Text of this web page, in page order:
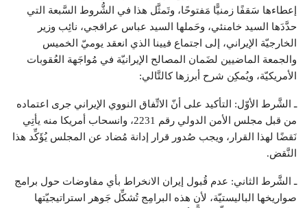
إعطاءها سَقفًا زمنيًّا مَفتوحًا، وتَمثَّل هذا في الشُّروط السَّبعة التي
حدَّدَها السيد خامنئي، وحَملها السيد عباس عراقجي، نائِب وزير
الخارجيّة الإيراني، إلى اجتماع فيينا الذي انعقد يوميّ الخميس
والجمعة الماضيين لضَمان المصالح الإيرانيّة في مُواجَهة العُقوبات
الأمريكيّة، ويُمكِن شرح أبرزها كالتَّالي:
ـ الشَّرط الأوّل: التأكيد على أنّ الاتِّفاق النووي الإيراني جرى اعتماده
من قبل مجلس الأمن الدولي رقم 2231، وانسحاب أمريكا منه يأتِي
نَقضًا لهذا القرار، ويجب صُدور قرار إدانة مُضاد عن المجلس يُؤَكِّد هذا
النَّقض.
ـ الشَّرط الثاني: عدم قُبول إيران الانخراط بأي مفاوضات حول برامج
صواريخها الباليستيّة، لأن هذه البرامِج تُشكِّل جَوهر استراتيجيّتها